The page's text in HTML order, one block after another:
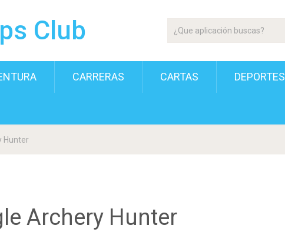
Club
CARRERAS CARTAS DEPORTES
Hunter
Archery Hunter